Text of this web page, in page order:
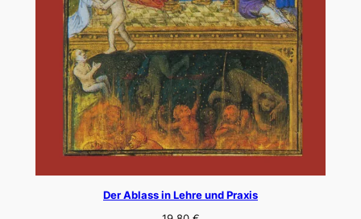
Der Ablass in Lehre und Praxis